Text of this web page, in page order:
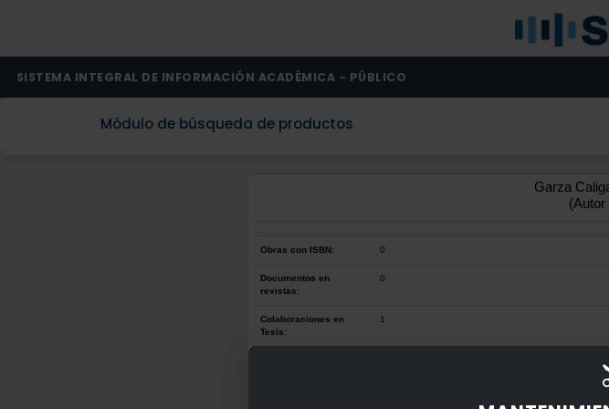
SISTEMA INTEGRAL DE INFORMACIÓN ACADÉMICA - PÚBLICO
Módulo de búsqueda de productos
Garza
(Autor
Obras con ISBN: 0
Documentos en
revistas:
0
Colaboraciones en
Tesis:
1